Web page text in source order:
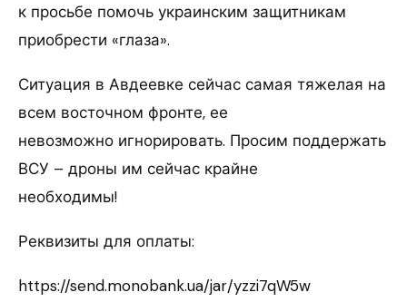
к просьбе помочь украинским защитникам
приобрести «глаза».
Ситуация в Авдеевке сейчас самая тяжелая на
всем восточном фронте, ее
невозможно игнорировать. Просим поддержать
ВСУ – дроны им сейчас крайне
необходимы!
Реквизиты для оплаты:
https://send.monobank.ua/jar/yzzi7qW5w